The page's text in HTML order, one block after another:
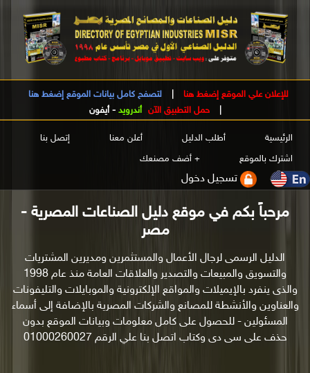
للإعلان علي الموقع إضغط هنا
لتصفح كامل بيانات الموقع إضغط هنا
حمل التطبيق الآن أندرويد - أيفون
الرئيسية أطلب الدليل أعلن معنا
إتصل بنا
اشترك بالموقع
+ أضف مصنعك
تسجيل دخول
مرحباً بكم في موقع دليل الصناعات المصرية -
مصر
الدليل الرسمى لرجال الأعمال والمستثمرين ومديرين المشتريات
والتسويق والمبيعات والتصدير والعلاقات العامة منذ عام 1998
والذى ينفرد بالإيميلات والمواقع الإلكترونية والموبايلات والتليفونات
والعناوين والأنشطة للمصانع والشركات المصرية بالإضافة إلى أسماء
المسئولين - للحصول على كامل معلومات وبيانات الموقع بدون
حذف على سى دى وكتاب اتصل بنا علي الرقم 01000260027